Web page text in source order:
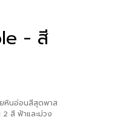
- สี
ยหินอ่อนสีสุดพาส
2 สี ฟ้าและม่วง